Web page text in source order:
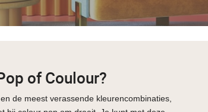
of Coulour?
de meest verassende kleurencombinaties,